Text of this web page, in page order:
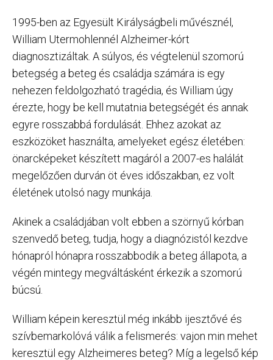
1995-ben az Egyesült Királyságbeli művésznél,
William Utermohlennél Alzheimer-kórt
diagnosztizáltak. A súlyos, és végtelenül szomorú
betegség a beteg és családja számára is egy
nehezen feldolgozható tragédia, és William úgy
érezte, hogy be kell mutatnia betegségét és annak
egyre rosszabbá fordulását. Ehhez azokat az
eszközöket használta, amelyeket egész életében:
önarcképeket készített magáról a 2007-es halálát
megelőzően durván öt éves időszakban, ez volt
életének utolsó nagy munkája.
Akinek a családjában volt ebben a szörnyű kórban
szenvedő beteg, tudja, hogy a diagnózistól kezdve
hónapról hónapra rosszabbodik a beteg állapota, a
végén mintegy megváltásként érkezik a szomorú
búcsú.
William képein keresztül még inkább ijesztővé és
szívbemarkolóvá válik a felismerés: vajon min mehet
keresztül egy Alzheimeres beteg? Míg a legelső kép